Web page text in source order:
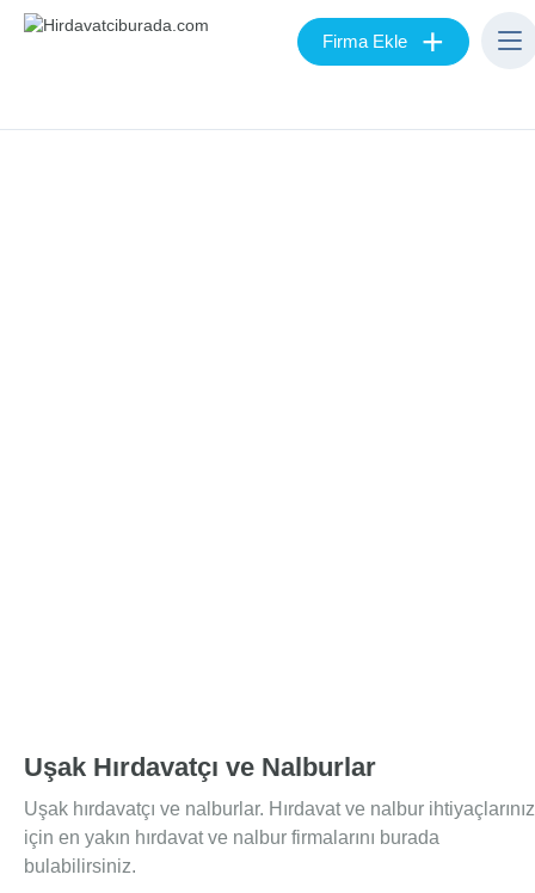
Firma Ekle +
Uşak Hırdavatçı ve Nalburlar
Uşak hırdavatçı ve nalburlar. Hırdavat ve nalbur ihtiyaçlarınız
için en yakın hırdavat ve nalbur firmalarını burada
bulabilirsiniz.